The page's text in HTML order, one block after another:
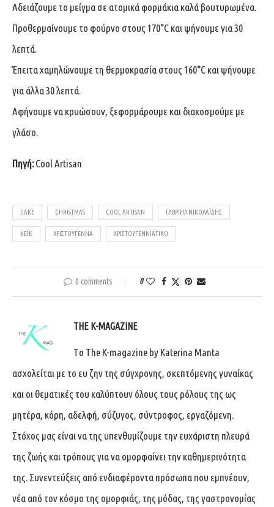
Αδειάζουμε το μείγμα σε ατομικά φορμάκια καλά βουτυρωμένα.
Προθερμαίνουμε το φούρνο στους 170°C και ψήνουμε για 30
λεπτά.
Έπειτα χαμηλώνουμε τη θερμοκρασία στους 160°C και ψήνουμε
για άλλα 30 λεπτά.
Αφήνουμε να κρυώσουν, ξεφορμάρουμε και διακοσμούμε με
γλάσο.
Πηγή: Cool Artisan
CAKE CHRISTMAS COOL ARTISAN ΓΑΒΡΙΉΛ ΝΙΚΟΛΑΪΔΗΣ
ΚΕΪΚ ΧΡΙΣΤΟΎΓΕΝΝΑ ΧΡΙΣΤΟΥΓΕΝΝΙΆΤΙΚΟ
0 comments 0
THE K-MAGAZINE
Tο The K-magazine by Katerina Manta
ασχολείται με το ευ ζην της σύγχρονης, σκεπτόμενης γυναίκας
και οι θεματικές του καλύπτουν όλους τους ρόλους της ως
μητέρα, κόρη, αδελφή, σύζυγος, σύντροφος, εργαζόμενη.
Στόχος μας είναι να της υπενθυμίζουμε την ευχάριστη πλευρά
της ζωής και τρόπους για να ομορφαίνει την καθημερινότητα
της. Συνεντεύξεις από ενδιαφέροντα πρόσωπα που εμπνέουν,
νέα από τον κόσμο της ομορφιάς, της μόδας, της γαστρονομίας